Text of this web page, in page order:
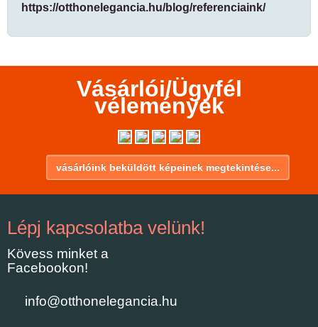
https://otthonelegancia.hu/blog/referenciaink/
Vásárlói/Ügyfél
vélemények
vásárlóink beküldött képeinek megtekintése...
Lépj kapcsolatba velünk!
Kövess minket a
Facebookon!
info@otthonelegancia.hu